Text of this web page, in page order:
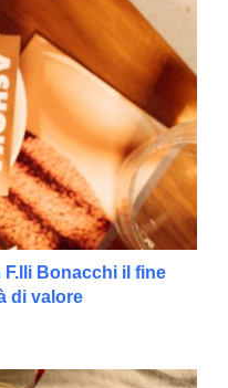
Bonacchi il fine
di valore